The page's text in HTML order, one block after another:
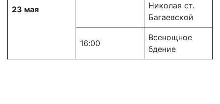
23 мая
Николая ст.
Багаевской
16:00
Всенощное
бдение